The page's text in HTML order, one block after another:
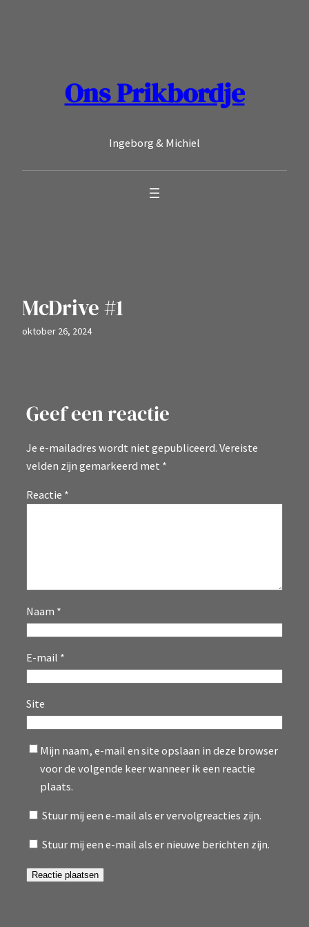
Ons Prikbordje
Ingeborg & Michiel
McDrive #1
oktober 26, 2024
Geef een reactie
Je e-mailadres wordt niet gepubliceerd. Vereiste
velden zijn gemarkeerd met *
Reactie *
Naam *
E-mail *
Site
Mijn naam, e-mail en site opslaan in deze browser
voor de volgende keer wanneer ik een reactie
plaats.
Stuur mij een e-mail als er vervolgreacties zijn.
Stuur mij een e-mail als er nieuwe berichten zijn.